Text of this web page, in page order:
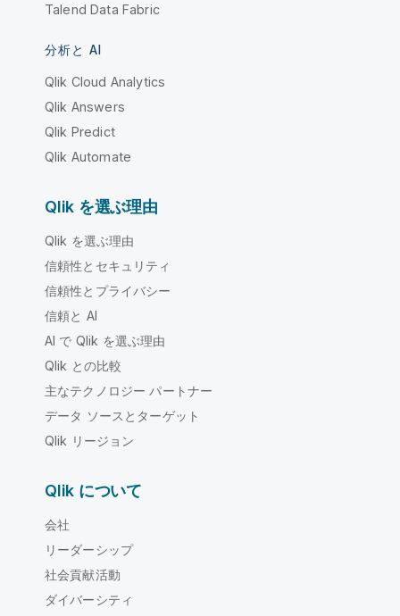
Talend Data Fabric
分析と AI
Qlik Cloud Analytics
Qlik Answers
Qlik Predict
Qlik Automate
Qlik を選ぶ理由
Qlik を選ぶ理由
信頼性とセキュリティ
信頼性とプライバシー
信頼と AI
AI で Qlik を選ぶ理由
Qlik との比較
主なテクノロジー パートナー
データ ソースとターゲット
Qlik リージョン
Qlik について
会社
リーダーシップ
社会貢献活動
ダイバーシティ